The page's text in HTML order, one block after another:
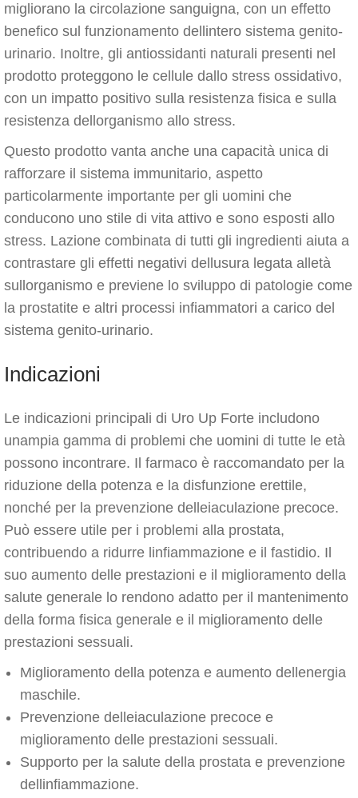
migliorano la circolazione sanguigna, con un effetto
benefico sul funzionamento dellintero sistema genito-
urinario. Inoltre, gli antiossidanti naturali presenti nel
prodotto proteggono le cellule dallo stress ossidativo,
con un impatto positivo sulla resistenza fisica e sulla
resistenza dellorganismo allo stress.
Questo prodotto vanta anche una capacità unica di
rafforzare il sistema immunitario, aspetto
particolarmente importante per gli uomini che
conducono uno stile di vita attivo e sono esposti allo
stress. Lazione combinata di tutti gli ingredienti aiuta a
contrastare gli effetti negativi dellusura legata alletà
sullorganismo e previene lo sviluppo di patologie come
la prostatite e altri processi infiammatori a carico del
sistema genito-urinario.
Indicazioni
Le indicazioni principali di Uro Up Forte includono
unampia gamma di problemi che uomini di tutte le età
possono incontrare. Il farmaco è raccomandato per la
riduzione della potenza e la disfunzione erettile,
nonché per la prevenzione delleiaculazione precoce.
Può essere utile per i problemi alla prostata,
contribuendo a ridurre linfiammazione e il fastidio. Il
suo aumento delle prestazioni e il miglioramento della
salute generale lo rendono adatto per il mantenimento
della forma fisica generale e il miglioramento delle
prestazioni sessuali.
Miglioramento della potenza e aumento dellenergia
maschile.
Prevenzione delleiaculazione precoce e
miglioramento delle prestazioni sessuali.
Supporto per la salute della prostata e prevenzione
dellinfiammazione.